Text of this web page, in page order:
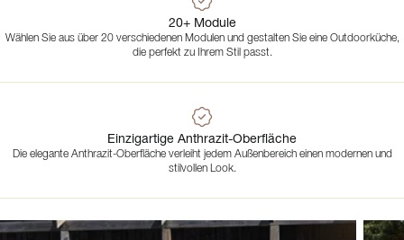
20+ Module
Wählen Sie aus über 20 verschiedenen Modulen und gestalten Sie eine Outdoorküche,
die perfekt zu Ihrem Stil passt.
Einzigartige Anthrazit-Oberfläche
Die elegante Anthrazit-Oberfläche verleiht jedem Außenbereich einen modernen und
stilvollen Look.